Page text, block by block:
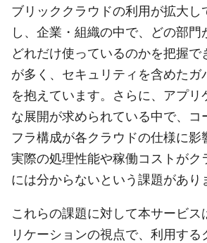
ブリッククラウドの利用が拡大し
し、企業・組織の中で、どの部門
どれだけ使っているのかを把握で
が多く、セキュリティを含めたガ
を抱えています。さらに、アプリ
な展開が求められている中で、コ
フラ構成が各クラウドの仕様に影
実際の処理性能や稼働コストがク
には分からないという課題があり
これらの課題に対して本サービ
リケーションの視点で、利用する